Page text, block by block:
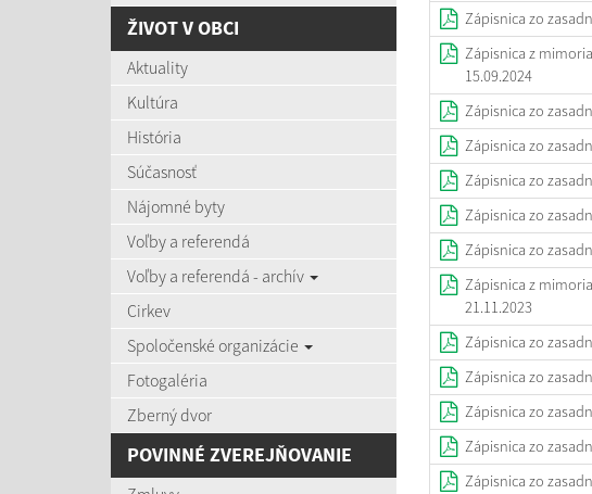
ŽIVOT V OBCI
Aktuality
Kultúra
História
Súčasnosť
Nájomné byty
Voľby a referendá
Voľby a referendá - archív
Cirkev
Spoločenské organizácie
Fotogaléria
Zberný dvor
POVINNÉ ZVEREJŇOVANIE
Zápisnica zo
Zápisnica z
15.09.2024
Zápisnica zo
Zápisnica zo
Zápisnica zo
Zápisnica zo
Zápisnica zo
Zápisnica z
21.11.2023
Zápisnica zo
Zápisnica zo
Zápisnica zo
Zápisnica zo
Zápisnica zo